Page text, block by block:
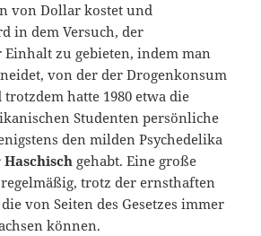
von Dollar kostet und
in dem Versuch, der
zu gebieten, indem man
von der der Drogenkonsum
hatte 1980 etwa die
Studenten persönliche
den milden Psychedelika
gehabt. Eine große
trotz der ernsthaften
von Seiten des Gesetzes immer
können.